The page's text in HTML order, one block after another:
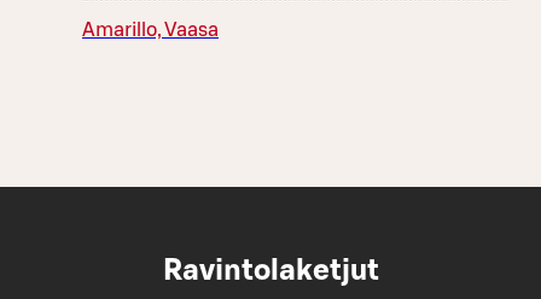
Amarillo, Vaasa
Ravintolaketjut